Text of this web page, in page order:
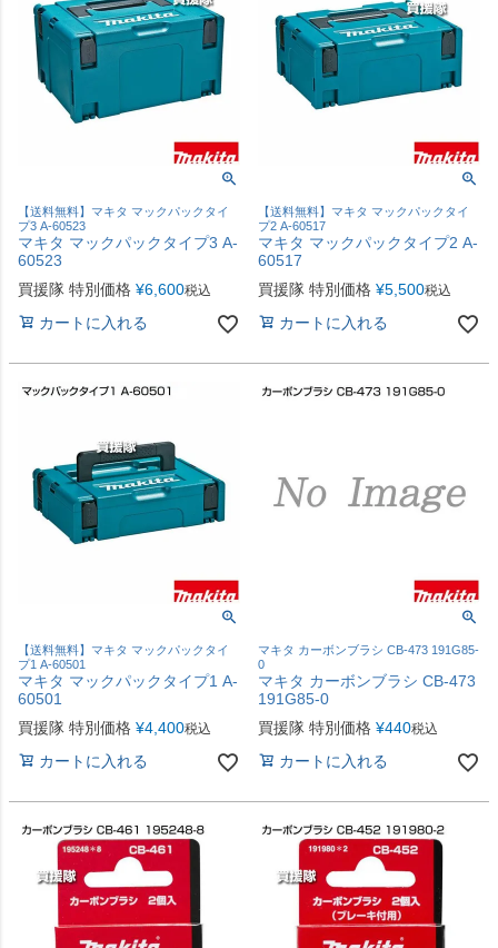
【送料無料】マキタ マックパックタイ
プ3 A-60523
マキタ マックパックタイプ3 A-
60523
買援隊 特別価格 ¥6,600税込
カートに入れる
【送料無料】マキタ マックパックタイ
プ2 A-60517
マキタ マックパックタイプ2 A-
60517
買援隊 特別価格 ¥5,500税込
カートに入れる
【送料無料】マキタ マックパックタイ
プ1 A-60501
マキタ マックパックタイプ1 A-
60501
買援隊 特別価格 ¥4,400税込
カートに入れる
マキタ カーボンブラシ CB-473 191G85-
0
マキタ カーボンブラシ CB-473
191G85-0
買援隊 特別価格 ¥440税込
カートに入れる